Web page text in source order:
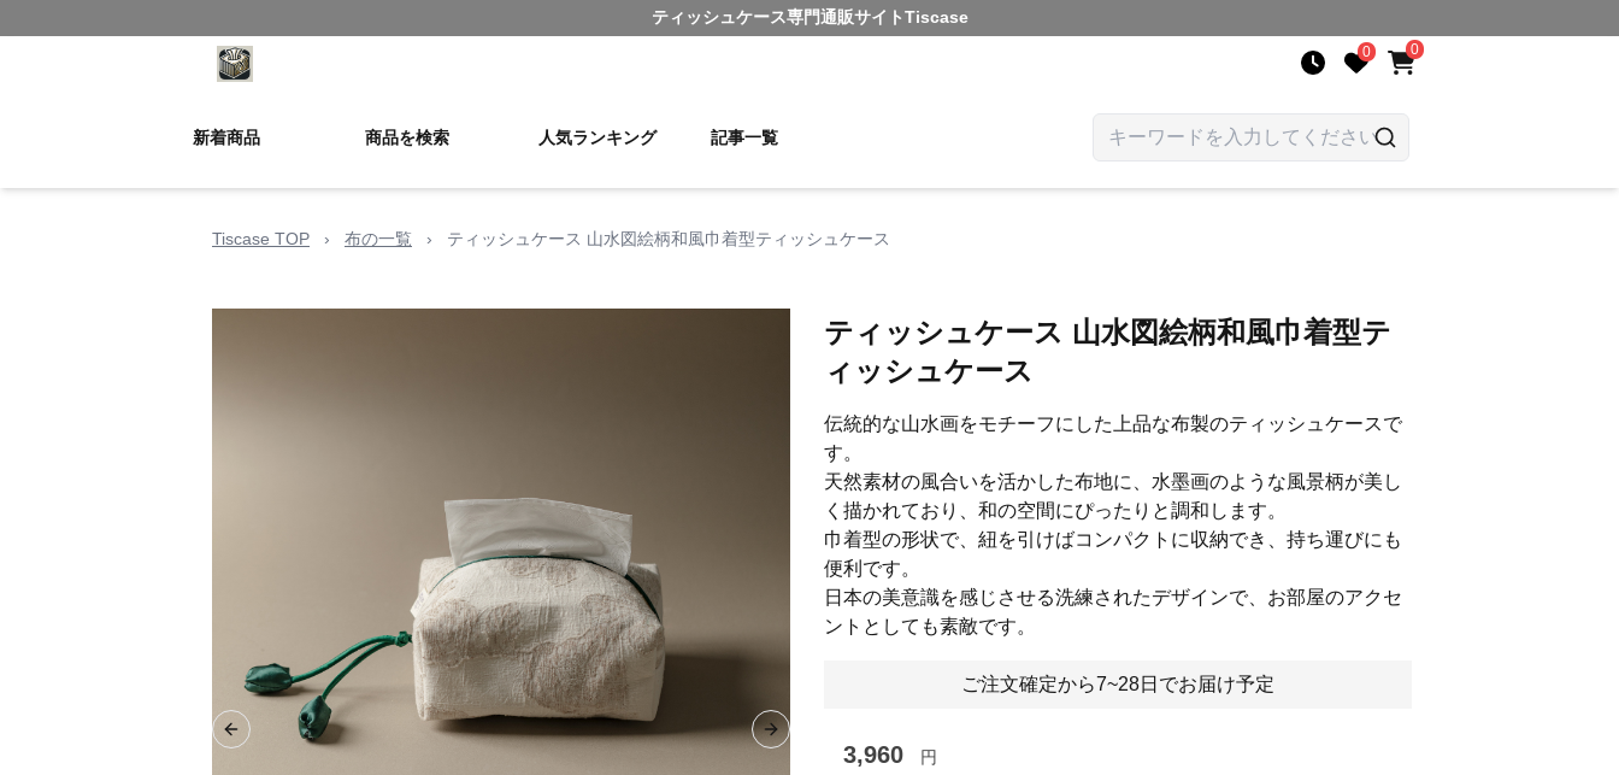
ティッシュケース専門通販サイトTiscase
0 0
新着商品 商品を検索 人気ランキング 記事一覧
Tiscase TOP › 布の一覧 › ティッシュケース 山水図絵柄和風巾着型ティッシュケース
Previous slide Next slide
ティッシュケース 山水図絵柄和風巾着型テ
ィッシュケース
伝統的な山水画をモチーフにした上品な布製のティッシュケースで
す。
天然素材の風合いを活かした布地に、水墨画のような風景柄が美し
く描かれており、和の空間にぴったりと調和します。
巾着型の形状で、紐を引けばコンパクトに収納でき、持ち運びにも
便利です。
日本の美意識を感じさせる洗練されたデザインで、お部屋のアクセ
ントとしても素敵です。
ご注文確定から7~28日でお届け予定
3,960 円